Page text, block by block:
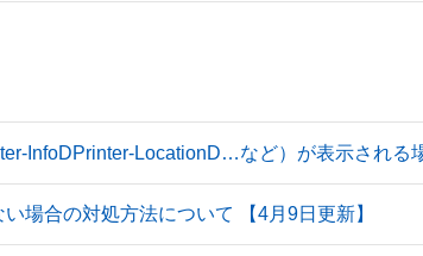
InfoDPrinter-LocationD…など）が表示される
場合の対処方法について 【4月9日更新】